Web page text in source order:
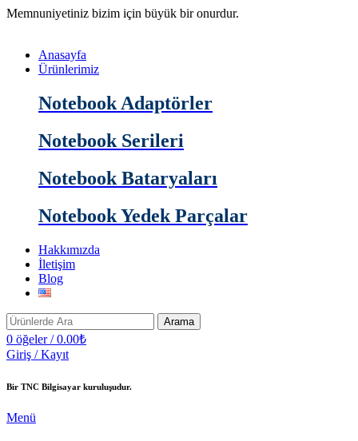
Memnuniyetiniz bizim için büyük bir onurdur.
Anasayfa
Ürünlerimiz
Notebook Adaptörler
Notebook Serileri
Notebook Bataryaları
Notebook Yedek Parçalar
Hakkımızda
İletişim
Blog
Arama
0 öğeler / 0.00₺
Giriş / Kayıt
Bir TNC Bilgisayar kuruluşudur.
Menü